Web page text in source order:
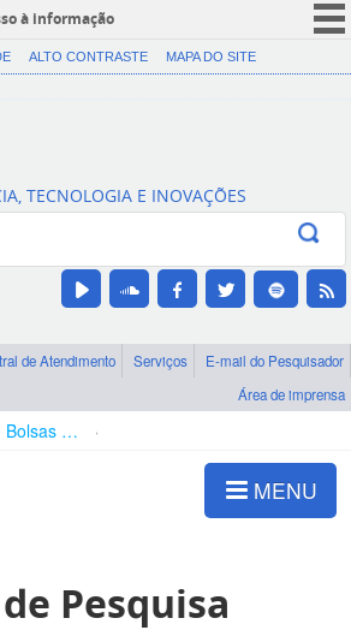
à informação
CORONAVÍRUS (COVID-19)
Canais
ALTO CONTRASTE MAPA DO SITE
TECNOLOGIA E INOVAÇÕES
de Atendimento Serviços
E-mail do Pesquisador
Área de imprensa
Bolsas e Auxílios Vigentes
MENU
Pesquisa